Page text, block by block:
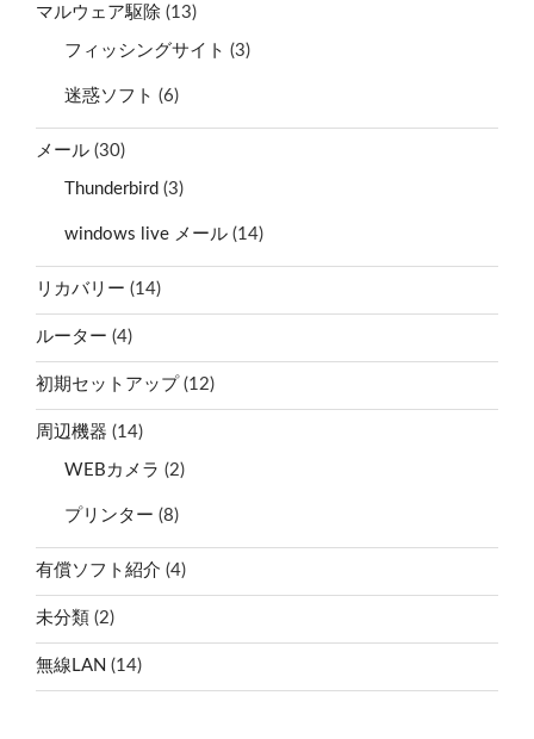
マルウェア駆除 (13)
フィッシングサイト (3)
迷惑ソフト (6)
メール (30)
Thunderbird (3)
windows live メール (14)
リカバリー (14)
ルーター (4)
初期セットアップ (12)
周辺機器 (14)
WEBカメラ (2)
プリンター (8)
有償ソフト紹介 (4)
未分類 (2)
無線LAN (14)